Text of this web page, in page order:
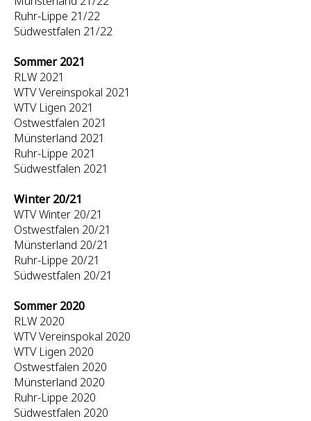
Ruhr-Lippe 21/22
Südwestfalen 21/22
Sommer 2021
RLW 2021
WTV Vereinspokal 2021
WTV Ligen 2021
Ostwestfalen 2021
Münsterland 2021
Ruhr-Lippe 2021
Südwestfalen 2021
Winter 20/21
WTV Winter 20/21
Ostwestfalen 20/21
Münsterland 20/21
Ruhr-Lippe 20/21
Südwestfalen 20/21
Sommer 2020
RLW 2020
WTV Vereinspokal 2020
WTV Ligen 2020
Ostwestfalen 2020
Münsterland 2020
Ruhr-Lippe 2020
Südwestfalen 2020